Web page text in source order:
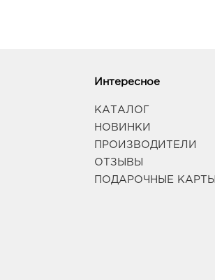
Интересное
КАТАЛОГ
НОВИНКИ
ПРОИЗВОДИТЕЛИ
ОТЗЫВЫ
ПОДАРОЧНЫЕ КАРТЫ